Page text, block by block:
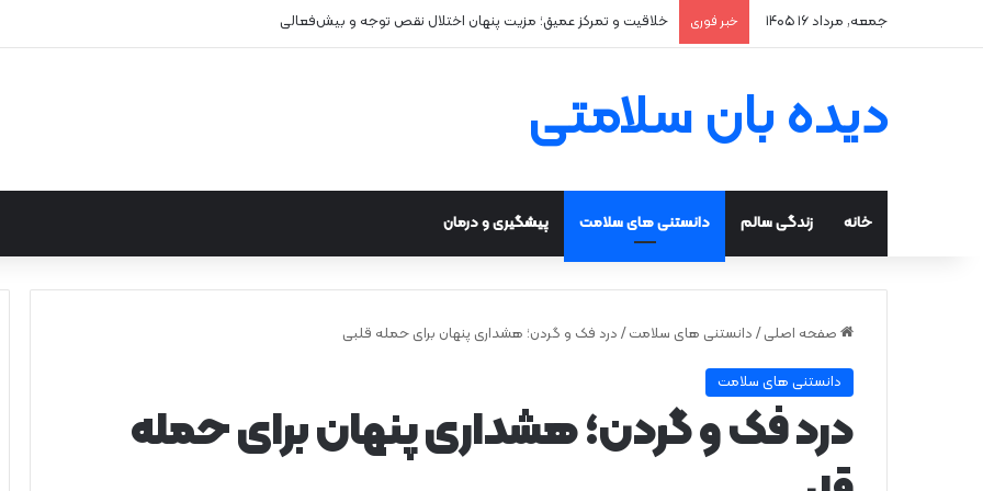
جمعه, مرداد ۱۶ ۱۴۰۵ خبر فوری خلاقیت و تمرکز عمیق؛ مزیت پنهان اختلال نقص توجه و بیش‌فعالی
دیده بان سلامتی
خانه زندگی سالم دانستنی های سلامت پیشگیری و درمان
صفحه اصلی / دانستنی های سلامت / درد فک و گردن؛ هشداری پنهان برای حمله قلبی
دانستنی های سلامت
درد فک و گردن؛ هشداری پنهان برای حمله